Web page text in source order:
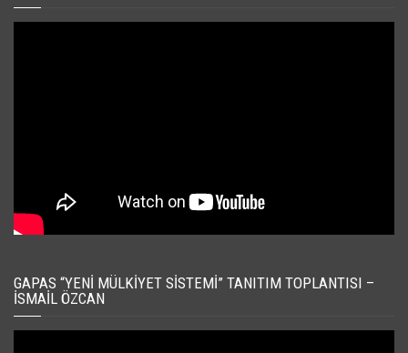
GAPAS “YENI MÜLKIYET SISTEMI” TANITIM TOPLANTISI –
İSMAIL ÖZCAN